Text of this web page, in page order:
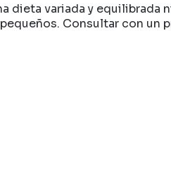
variada y equilibrada
Consultar con un